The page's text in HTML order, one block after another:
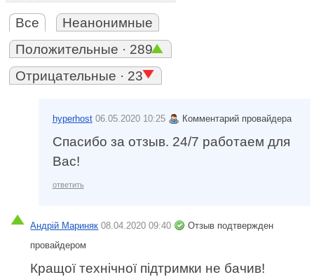
Все
Неанонимные
Положительные · 289
Отрицательные · 23
hyperhost 06.05.2020 10:25 Комментарий провайдера
Спасибо за отзыв. 24/7 работаем для
Вас!
ответить
Андрій Мариняк 08.04.2020 09:40
Отзыв подтвержден
провайдером
Кращої технічної підтримки не бачив!